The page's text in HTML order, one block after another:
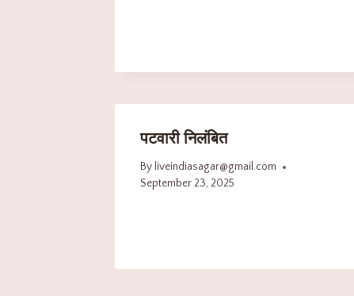
पटवारी निलंबित
By liveindiasagar@gmail.com
September 23, 2025